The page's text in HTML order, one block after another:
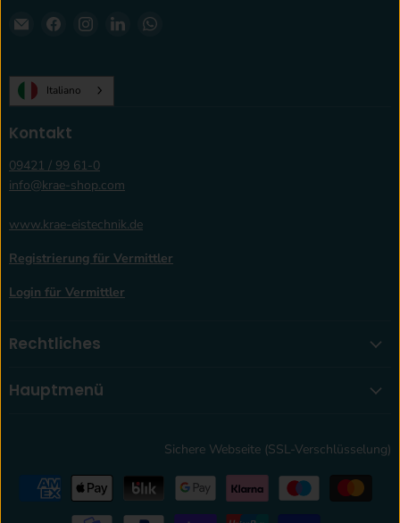
Email
Finden
auf
Facebook
Finden
auf
Instagram
Finden
Italiano
Kontakt
09421 / 99 61-0
info@krae-shop.com
www.krae-eistechnik.de
Registrierung für Vermittler
Login für Vermittler
Rechtliches
Hauptmenü
Sichere Webseite (SSL-Verschlüsselung)